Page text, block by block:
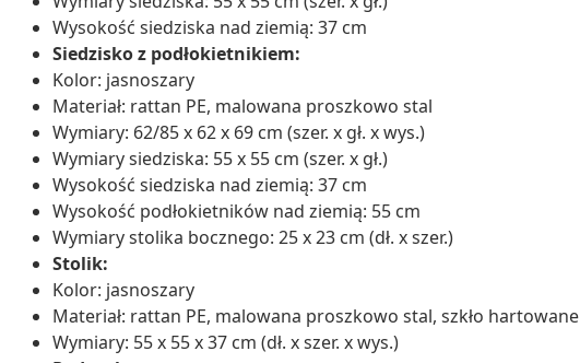
Wysokość siedziska nad ziemią: 37 cm
Siedzisko z podłokietnikiem:
Kolor: jasnoszary
Materiał: rattan PE, malowana proszkowo stal
Wymiary: 62/85 x 62 x 69 cm (szer. x gł. x wys.)
Wymiary siedziska: 55 x 55 cm (szer. x gł.)
Wysokość siedziska nad ziemią: 37 cm
Wysokość podłokietników nad ziemią: 55 cm
Wymiary stolika bocznego: 25 x 23 cm (dł. x szer.)
Stolik:
Kolor: jasnoszary
Materiał: rattan PE, malowana proszkowo stal, szkło hartowane
Wymiary: 55 x 55 x 37 cm (dł. x szer. x wys.)